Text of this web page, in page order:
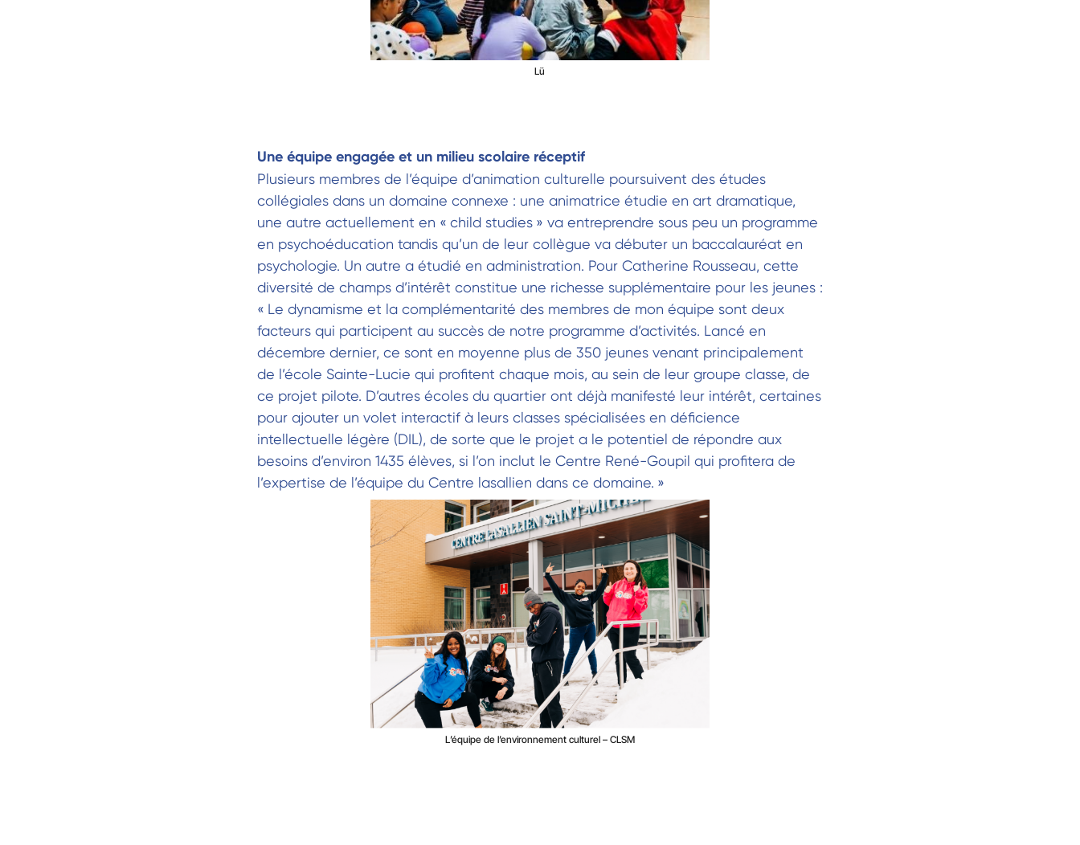
Lü
Une équipe engagée et un milieu scolaire réceptif
Plusieurs membres de l’équipe d’animation culturelle poursuivent des études
collégiales dans un domaine connexe : une animatrice étudie en art dramatique,
une autre actuellement en « child studies » va entreprendre sous peu un programme
en psychoéducation tandis qu’un de leur collègue va débuter un baccalauréat en
psychologie. Un autre a étudié en administration. Pour Catherine Rousseau, cette
diversité de champs d’intérêt constitue une richesse supplémentaire pour les jeunes :
« Le dynamisme et la complémentarité des membres de mon équipe sont deux
facteurs qui participent au succès de notre programme d’activités. Lancé en
décembre dernier, ce sont en moyenne plus de 350 jeunes venant principalement
de l’école Sainte-Lucie qui profitent chaque mois, au sein de leur groupe classe, de
ce projet pilote. D’autres écoles du quartier ont déjà manifesté leur intérêt, certaines
pour ajouter un volet interactif à leurs classes spécialisées en déficience
intellectuelle légère (DIL), de sorte que le projet a le potentiel de répondre aux
besoins d’environ 1435 élèves, si l’on inclut le Centre René-Goupil qui profitera de
l’expertise de l’équipe du Centre lasallien dans ce domaine. »
L’équipe de l’environnement culturel – CLSM